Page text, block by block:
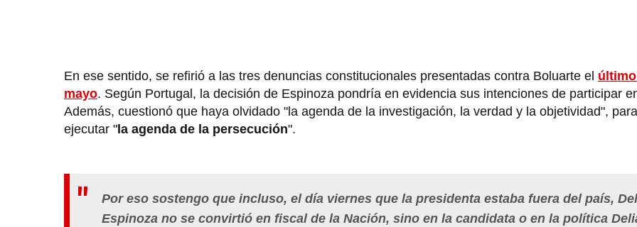
En ese sentido, se refirió a las tres denuncias constitucionales presentadas contra Boluarte el
mayo. Según Portugal, la decisión de Espinoza pondría en evidencia sus intenciones de participar
Además, cuestionó que haya olvidado "la agenda de la investigación, la verdad y la objetividad",
ejecutar "la agenda de la persecución".
Por eso sostengo que incluso, el día viernes que la presidenta estaba fuera del país,
Espinoza no se convirtió en fiscal de la Nación, sino en la candidata o en la política